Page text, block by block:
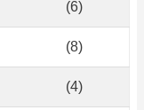
(6)
(8)
(4)